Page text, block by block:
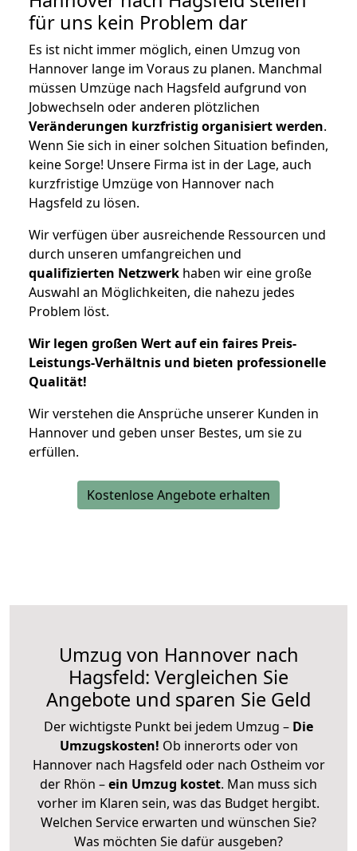
für uns kein Problem dar
Es ist nicht immer möglich, einen Umzug von
Hannover lange im Voraus zu planen. Manchmal
müssen Umzüge nach Hagsfeld aufgrund von
Jobwechseln oder anderen plötzlichen
Veränderungen kurzfristig organisiert werden.
Wenn Sie sich in einer solchen Situation befinden,
keine Sorge! Unsere Firma ist in der Lage, auch
kurzfristige Umzüge von Hannover nach
Hagsfeld zu lösen.
Wir verfügen über ausreichende Ressourcen und
durch unseren umfangreichen und
qualifizierten Netzwerk haben wir eine große
Auswahl an Möglichkeiten, die nahezu jedes
Problem löst.
Wir legen großen Wert auf ein faires Preis-
Leistungs-Verhältnis und bieten professionelle
Qualität!
Wir verstehen die Ansprüche unserer Kunden in
Hannover und geben unser Bestes, um sie zu
erfüllen.
Kostenlose Angebote erhalten
Umzug von Hannover nach
Hagsfeld: Vergleichen Sie
Angebote und sparen Sie Geld
Der wichtigste Punkt bei jedem Umzug – Die
Umzugskosten! Ob innerorts oder von
Hannover nach Hagsfeld oder nach Ostheim vor
der Rhön –ein Umzug kostet. Man muss sich
vorher im Klaren sein, was das Budget hergibt.
Welchen Service erwarten und wünschen Sie?
Was möchten Sie dafür ausgeben?